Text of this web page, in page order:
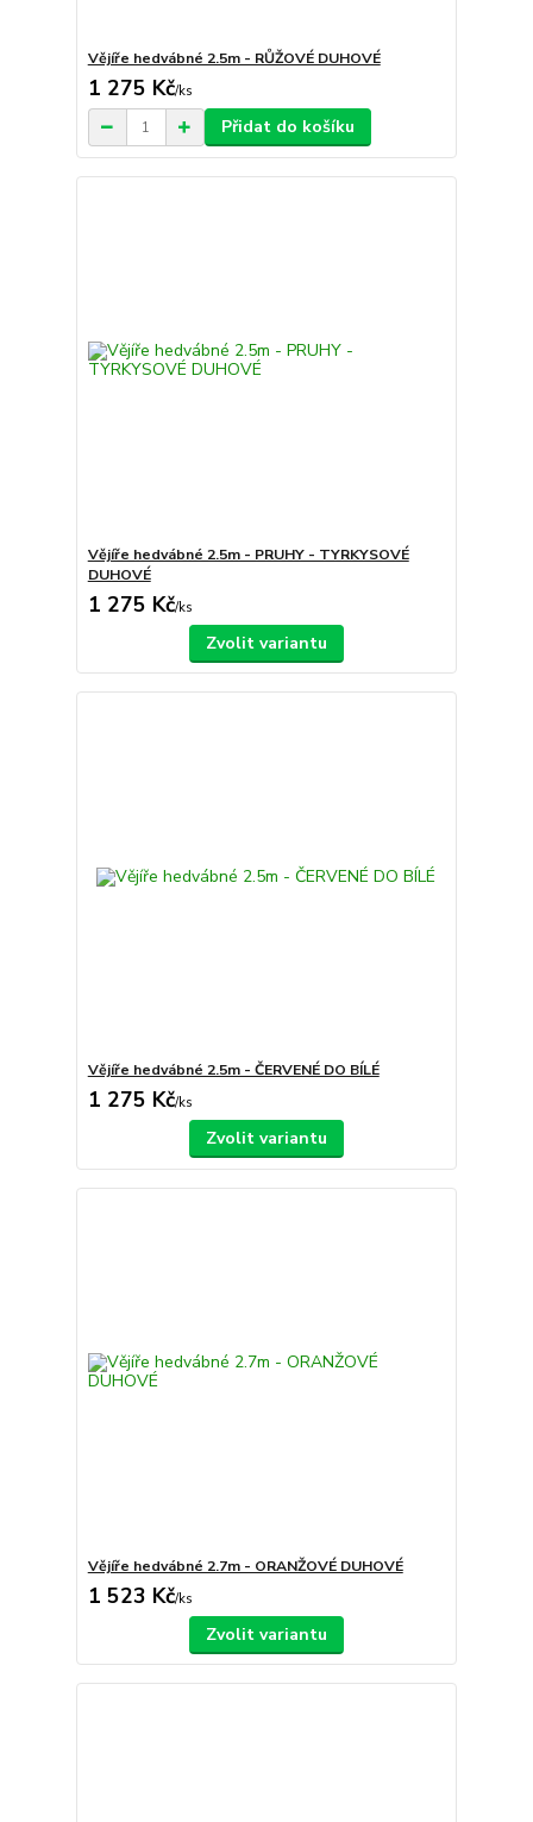
Vějíře hedvábné 2.5m - RŮŽOVÉ DUHOVÉ
1 275 Kč/ks
Přidat do košíku
Vějíře hedvábné 2.5m - PRUHY - TYRKYSOVÉ
DUHOVÉ
1 275 Kč/ks
Zvolit variantu
Vějíře hedvábné 2.5m - ČERVENÉ DO BÍLÉ
1 275 Kč/ks
Zvolit variantu
Vějíře hedvábné 2.7m - ORANŽOVÉ DUHOVÉ
1 523 Kč/ks
Zvolit variantu